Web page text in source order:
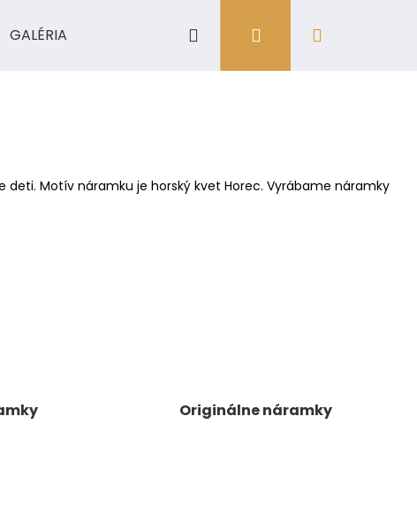
GALÉRIA Hľadať Prihlásenie
Motív náramku je horský kvet Horec. Vyrábame náramky
Originálne náramky